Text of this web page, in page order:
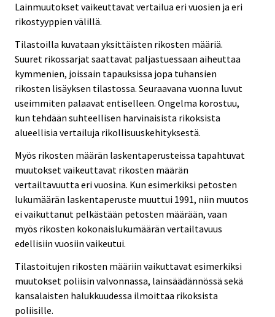
Lainmuutokset vaikeuttavat vertailua eri vuosien ja eri
rikostyyppien välillä.
Tilastoilla kuvataan yksittäisten rikosten määriä.
Suuret rikossarjat saattavat paljastuessaan aiheuttaa
kymmenien, joissain tapauksissa jopa tuhansien
rikosten lisäyksen tilastossa. Seuraavana vuonna luvut
useimmiten palaavat entiselleen. Ongelma korostuu,
kun tehdään suhteellisen harvinaisista rikoksista
alueellisia vertailuja rikollisuuskehityksestä.
Myös rikosten määrän laskentaperusteissa tapahtuvat
muutokset vaikeuttavat rikosten määrän
vertailtavuutta eri vuosina. Kun esimerkiksi petosten
lukumäärän laskentaperuste muuttui 1991, niin muutos
ei vaikuttanut pelkästään petosten määrään, vaan
myös rikosten kokonaislukumäärän vertailtavuus
edellisiin vuosiin vaikeutui.
Tilastoitujen rikosten määriin vaikuttavat esimerkiksi
muutokset poliisin valvonnassa, lainsäädännössä sekä
kansalaisten halukkuudessa ilmoittaa rikoksista
poliisille.